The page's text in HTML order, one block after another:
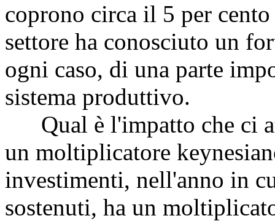
coprono circa il 5 per
settore ha conosciuto un
ogni caso, di una parte
sistema produttivo.
Qual è l'impatto che ci
un moltiplicatore
investimenti, nell'anno in
sostenuti, ha un